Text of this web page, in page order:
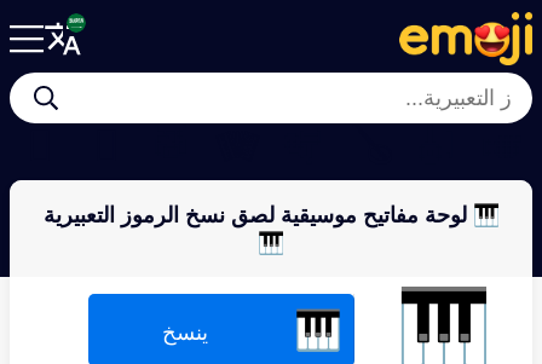
🎹 لوحة مفاتيح موسيقية لصق نسخ الرموز التعبيرية
🎹
🎹
🎹 ينسخ